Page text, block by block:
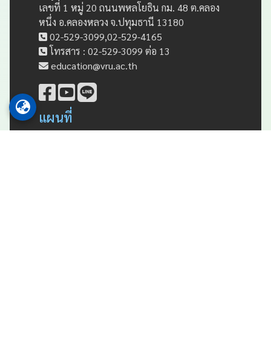
เลขที่ 1 หมู่ 20 ถนนพหลโยธิน กม. 48 ต.คลอง
หนึ่ง อ.คลองหลวง จ.ปทุมธานี 13180
02-529-3099,02-529-4165
โทรสาร : 02-529-3099 ต่อ 13
education@vru.ac.th
แผนที่